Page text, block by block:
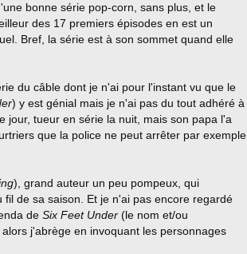
bonne série pop-corn, sans plus, et le
des 17 premiers épisodes en est un
Bref, la série est à son sommet quand elle
du câble dont je n'ai pour l'instant vu que le
) y est génial mais je n'ai pas du tout adhéré à
jour, tueur en série la nuit, mais son papa l'a
que la police ne peut arrêter par exemple
), grand auteur un peu pompeux, qui
de sa saison. Et je n'ai pas encore regardé
de Six Feet Under (le nom et/ou
j'abrège en invoquant les personnages